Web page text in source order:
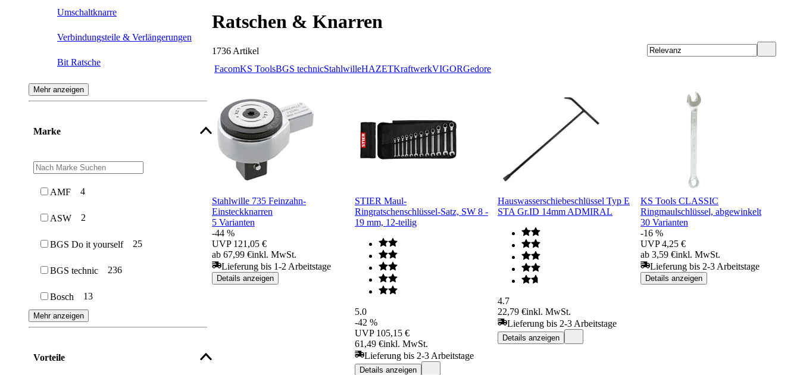
Umschaltknarre
Verbindungsteile & Verlängerungen
Bit Ratsche
Doppel-Ringratschenschlüssel
Aufsteckknarre
Teleskopknarren
Durchsteckknarre
Freilaufknarre & Einsatzring
Mehr anzeigen
Marke
AMF 4
ASW 2
BGS Do it yourself 25
BGS technic 236
Bosch 13
Mehr anzeigen
Vorteile
Ratschen & Knarren
1736 Artikel
FacomKS ToolsBGS technicStahlwilleHAZETKraftwerkVIGORGedore
Stahlwille 735 Feinzahn-
Einsteckknarren
5 Varianten
-44 %
UVP 121,05 €
ab 67,99 €inkl. MwSt.
Lieferung bis 1-2 Arbeitstage
Details anzeigen
STIER Maul-
Ringratschenschlüssel-Satz, SW 8 -
19 mm, 12-teilig
5.0
-42 %
UVP 105,15 €
61,49 €inkl. MwSt.
Lieferung bis 2-3 Arbeitstage
Details anzeigen
Hauswasserschiebeschlüssel Typ E
STA Gr.ID 14mm ADMIRAL
4.7
22,79 €inkl. MwSt.
Lieferung bis 2-3 Arbeitstage
Details anzeigen
KS Tools CLASSIC
Ringmaulschlüssel, abgewinkelt
30 Varianten
-16 %
UVP 4,25 €
ab 3,59 €inkl. MwSt.
Lieferung bis 2-3 Arbeitstage
Details anzeigen